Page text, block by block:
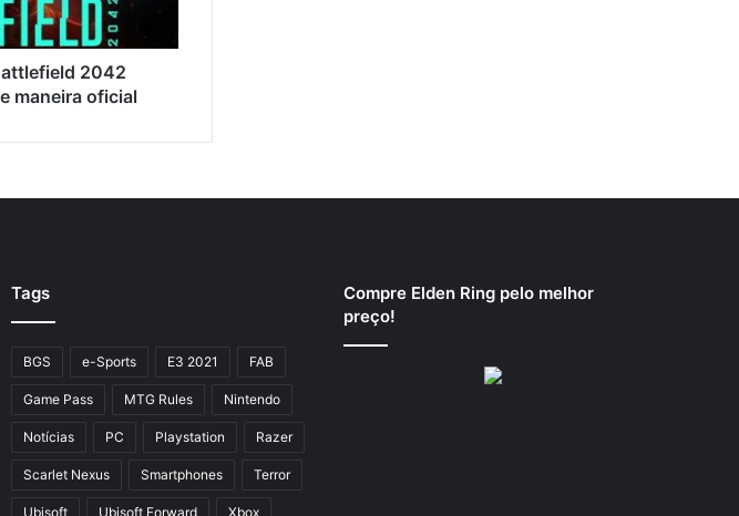
2042
maneira oficial
Tags
BGS e-Sports E3 2021 FAB
Game Pass MTG Rules Nintendo
Notícias PC Playstation Razer
Scarlet Nexus Smartphones Terror
Ubisoft Ubisoft Forward Xbox
Compre Elden Ring pelo melhor
preço!